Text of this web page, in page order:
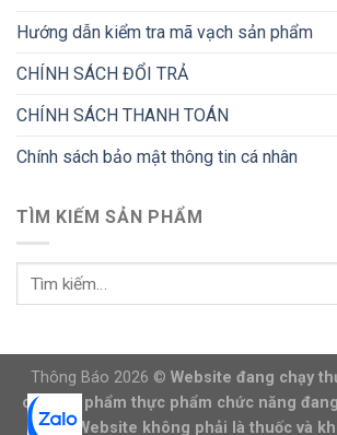
Hướng dẫn kiểm tra mã vạch sản phẩm
CHÍNH SÁCH ĐỔI TRẢ
CHÍNH SÁCH THANH TOÁN
Chính sách bảo mật thông tin cá nhân
TÌM KIẾM SẢN PHẨM
Thông Báo 2026 © Website đang chạy
các sản phẩm thực phẩm chức năng
trang Website không phải là thuốc và